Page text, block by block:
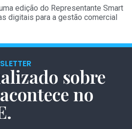
edição do Representante Smart
digitais para a gestão comercial
sobre
no